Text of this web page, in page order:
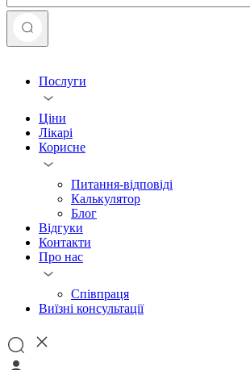
Послуги
Ціни
Лікарі
Корисне
Питання-відповіді
Калькулятор
Блог
Відгуки
Контакти
Про нас
Співпраця
Виїзні консультації